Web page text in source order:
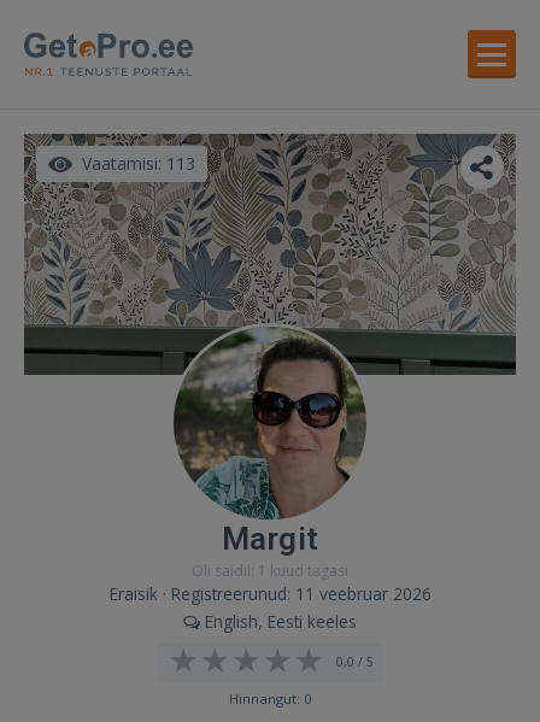
Vaatamisi: 113
Margit
Oli saidil: 1 kuud tagasi
Eraisik · Registreerunud: 11 veebruar 2026
English, Eesti keeles
0,0 / 5
Hinnangut: 0